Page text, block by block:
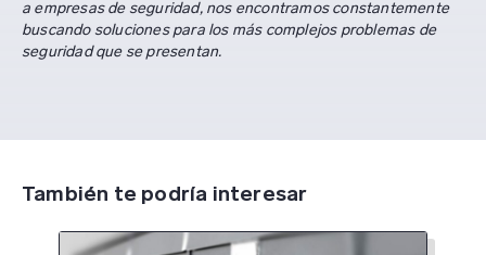
a empresas de seguridad, nos encontramos constantemente
buscando soluciones para los más complejos problemas de
seguridad que se presentan.
También te podría interesar